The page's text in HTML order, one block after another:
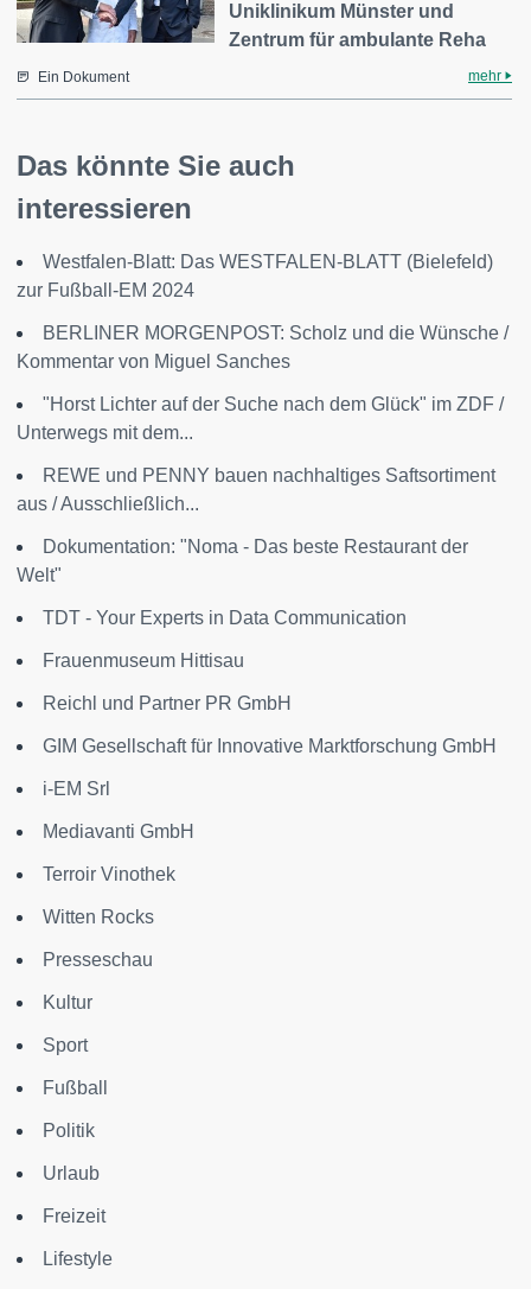
Uniklinikum Münster und
Zentrum für ambulante Reha
Ein Dokument mehr
Das könnte Sie auch
interessieren
Westfalen-Blatt: Das WESTFALEN-BLATT (Bielefeld)
zur Fußball-EM 2024
BERLINER MORGENPOST: Scholz und die Wünsche /
Kommentar von Miguel Sanches
"Horst Lichter auf der Suche nach dem Glück" im ZDF /
Unterwegs mit dem...
REWE und PENNY bauen nachhaltiges Saftsortiment
aus / Ausschließlich...
Dokumentation: "Noma - Das beste Restaurant der
Welt"
TDT - Your Experts in Data Communication
Frauenmuseum Hittisau
Reichl und Partner PR GmbH
GIM Gesellschaft für Innovative Marktforschung GmbH
i-EM Srl
Mediavanti GmbH
Terroir Vinothek
Witten Rocks
Presseschau
Kultur
Sport
Fußball
Politik
Urlaub
Freizeit
Lifestyle